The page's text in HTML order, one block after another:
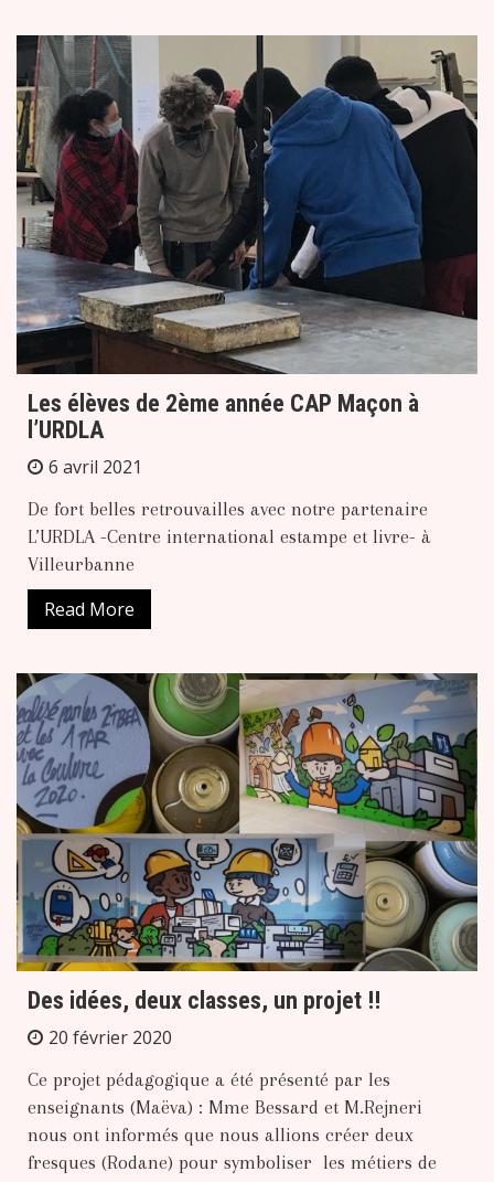
Les élèves de 2ème année CAP Maçon à
l’URDLA
6 avril 2021
De fort belles retrouvailles avec notre partenaire
L’URDLA -Centre international estampe et livre- à
Villeurbanne
Read More
Des idées, deux classes, un projet !!
20 février 2020
Ce projet pédagogique a été présenté par les
enseignants (Maëva) : Mme Bessard et M.Rejneri
nous ont informés que nous allions créer deux
fresques (Rodane) pour symboliser les métiers de